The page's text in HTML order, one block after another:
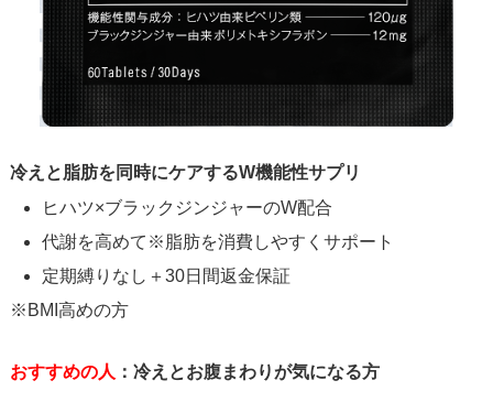
冷えと脂肪を同時にケアするW機能性サプリ
ヒハツ×ブラックジンジャーのW配合
代謝を高めて※脂肪を消費しやすくサポート
定期縛りなし＋30日間返金保証
※BMI高めの方
おすすめの人 ：冷えとお腹まわりが気になる方